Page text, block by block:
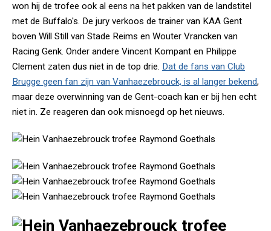
won hij de trofee ook al eens na het pakken van de landstitel
met de Buffalo's. De jury verkoos de trainer van KAA Gent
boven Will Still van Stade Reims en Wouter Vrancken van
Racing Genk. Onder andere Vincent Kompant en Philippe
Clement zaten dus niet in de top drie. Dat de fans van Club
Brugge geen fan zijn van Vanhaezebrouck, is al langer bekend,
maar deze overwinning van de Gent-coach kan er bij hen echt
niet in. Ze reageren dan ook misnoegd op het nieuws.